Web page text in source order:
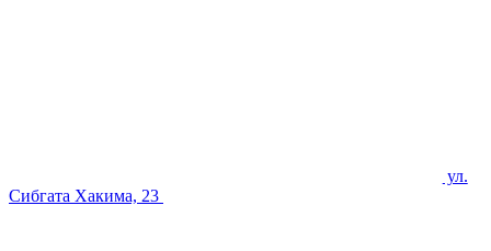
ул.
Сибгата Хакима, 23